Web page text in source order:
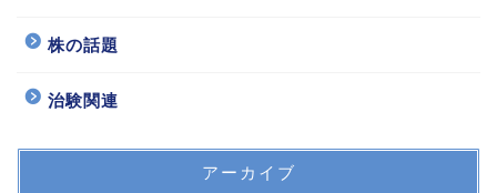
株の話題
治験関連
アーカイブ